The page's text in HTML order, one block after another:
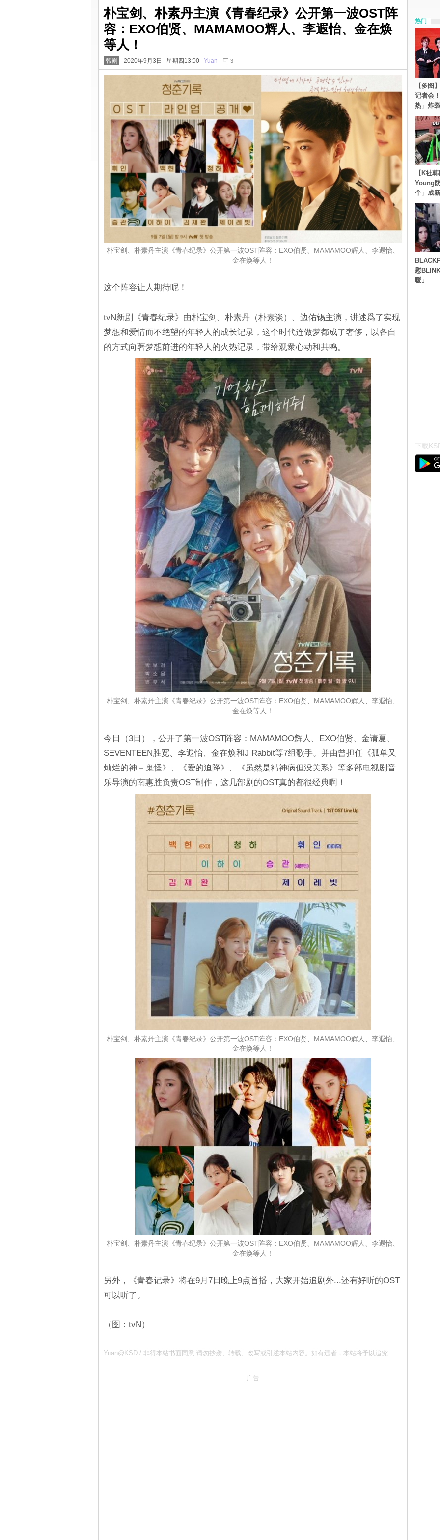
朴宝剑、朴素丹主演《青春纪录》公开第一波OST阵
容：EXO伯贤、MAMAMOO辉人、李遐怡、金在焕
等人！
韩剧 2020年9月3日 星期四13:00 Yuan 3
朴宝剑、朴素丹主演《青春纪录》公开第一波OST阵容：EXO伯贤、MAMAMOO辉人、李遐怡、
金在焕等人！
这个阵容让人期待呢！
tvN新剧《青春纪录》由朴宝剑、朴素丹（朴素谈）、边佑锡主演，讲述爲了实现
梦想和爱情而不绝望的年轻人的成长记录，这个时代连做梦都成了奢侈，以各自
的方式向著梦想前进的年轻人的火热记录，带给观衆心动和共鸣。
朴宝剑、朴素丹主演《青春纪录》公开第一波OST阵容：EXO伯贤、MAMAMOO辉人、李遐怡、
金在焕等人！
今日（3日），公开了第一波OST阵容：MAMAMOO辉人、EXO伯贤、金请夏、
SEVENTEEN胜宽、李遐怡、金在焕和J Rabbit等7组歌手。并由曾担任《孤单又
灿烂的神－鬼怪》、《爱的迫降》、《虽然是精神病但没关系》等多部电视剧音
乐导演的南惠胜负责OST制作，这几部剧的OST真的都很经典啊！
朴宝剑、朴素丹主演《青春纪录》公开第一波OST阵容：EXO伯贤、MAMAMOO辉人、李遐怡、
金在焕等人！
朴宝剑、朴素丹主演《青春纪录》公开第一波OST阵容：EXO伯贤、MAMAMOO辉人、李遐怡、
金在焕等人！
另外，《青春记录》将在9月7日晚上9点首播，大家开始追剧外...还有好听的OST
可以听了。
（图：tvN）
Yuan@KSD / 非得本站书面同意 请勿抄袭、转载、改写或引述本站内容。如有违者，本站将予以追究
广告
热门
【多图
记者会
热」炸
【K社
Young
个」成
慰
暖」
下载